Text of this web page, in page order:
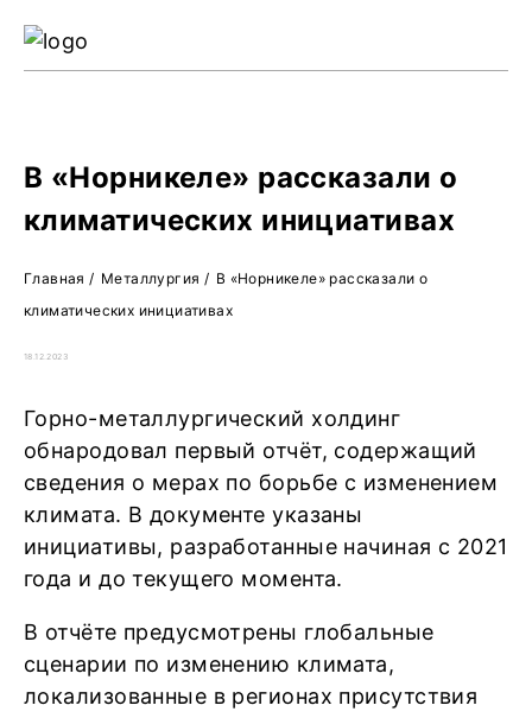
В «Норникеле» рассказали о
климатических инициативах
Главная / Металлургия / В «Норникеле» рассказали о
климатических инициативах
18.12.2023
Горно-металлургический холдинг
обнародовал первый отчёт, содержащий
сведения о мерах по борьбе с изменением
климата. В документе указаны
инициативы, разработанные начиная с 2021
года и до текущего момента.
В отчёте предусмотрены глобальные
сценарии по изменению климата,
локализованные в регионах присутствия